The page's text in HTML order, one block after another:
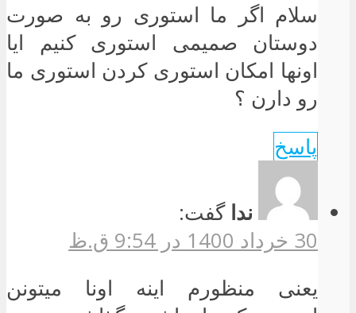
سلام اگر ما استوری رو به صورت
دوستان صمیمی استوری کنیم ایا
اونها امکان استوری کردن استوری ما
رو دارن ؟
پاسخ
ندا گفت:
30 خرداد 1400 در 9:54 ق.ظ
یعنی منظورم اینه اونا میتونن